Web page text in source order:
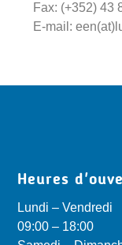
Fax: (+352) 43
E-mail:
Heures
Lundi – Vendredi
09:00 – 18:00